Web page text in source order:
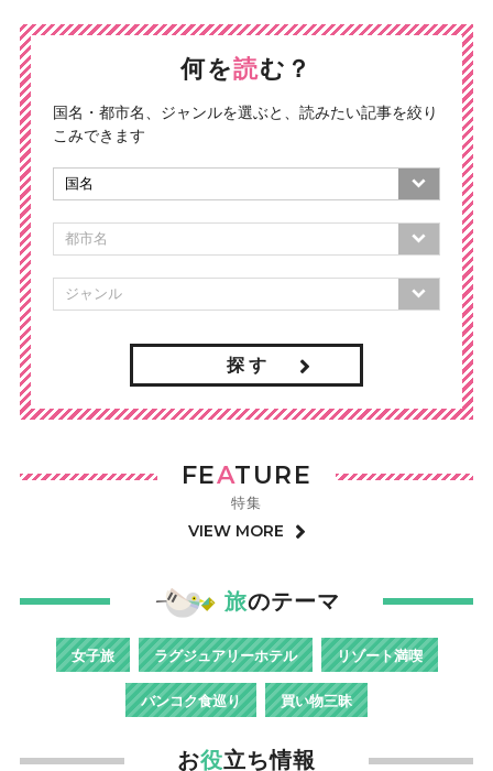
何を読む？
国名・都市名、ジャンルを選ぶと、読みたい記事を絞り
こみできます
探 す
FEATURE
特集
VIEW MORE
旅のテーマ
女子旅 ラグジュアリーホテル リゾート満喫
バンコク食巡り 買い物三昧
お役立ち情報